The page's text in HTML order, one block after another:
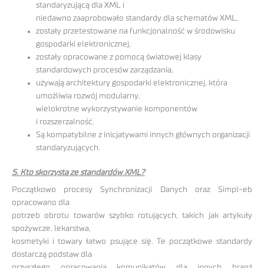
standaryzującą dla XML i
niedawno zaaprobowało standardy dla schematów XML,
zostały przetestowane na funkcjonalność w środowisku
gospodarki elektronicznej,
zostały opracowane z pomocą światowej klasy
standardowych procesów zarządzania,
używają architektury gospodarki elektronicznej, która
umożliwia rozwój modularny,
wielokrotne wykorzystywanie komponentów
i rozszerzalność.
Są kompatybilne z inicjatywami innych głównych organizacji
standaryzujących.
5. Kto skorzysta ze standardów XML?
Początkowo procesy Synchronizacji Danych oraz Simpl-eb
opracowano dla
potrzeb obrotu towarów szybko rotujących, takich jak artykuły
spożywcze, lekarstwa,
kosmetyki i towary łatwo psujące się. Te początkowe standardy
dostarczą podstaw dla